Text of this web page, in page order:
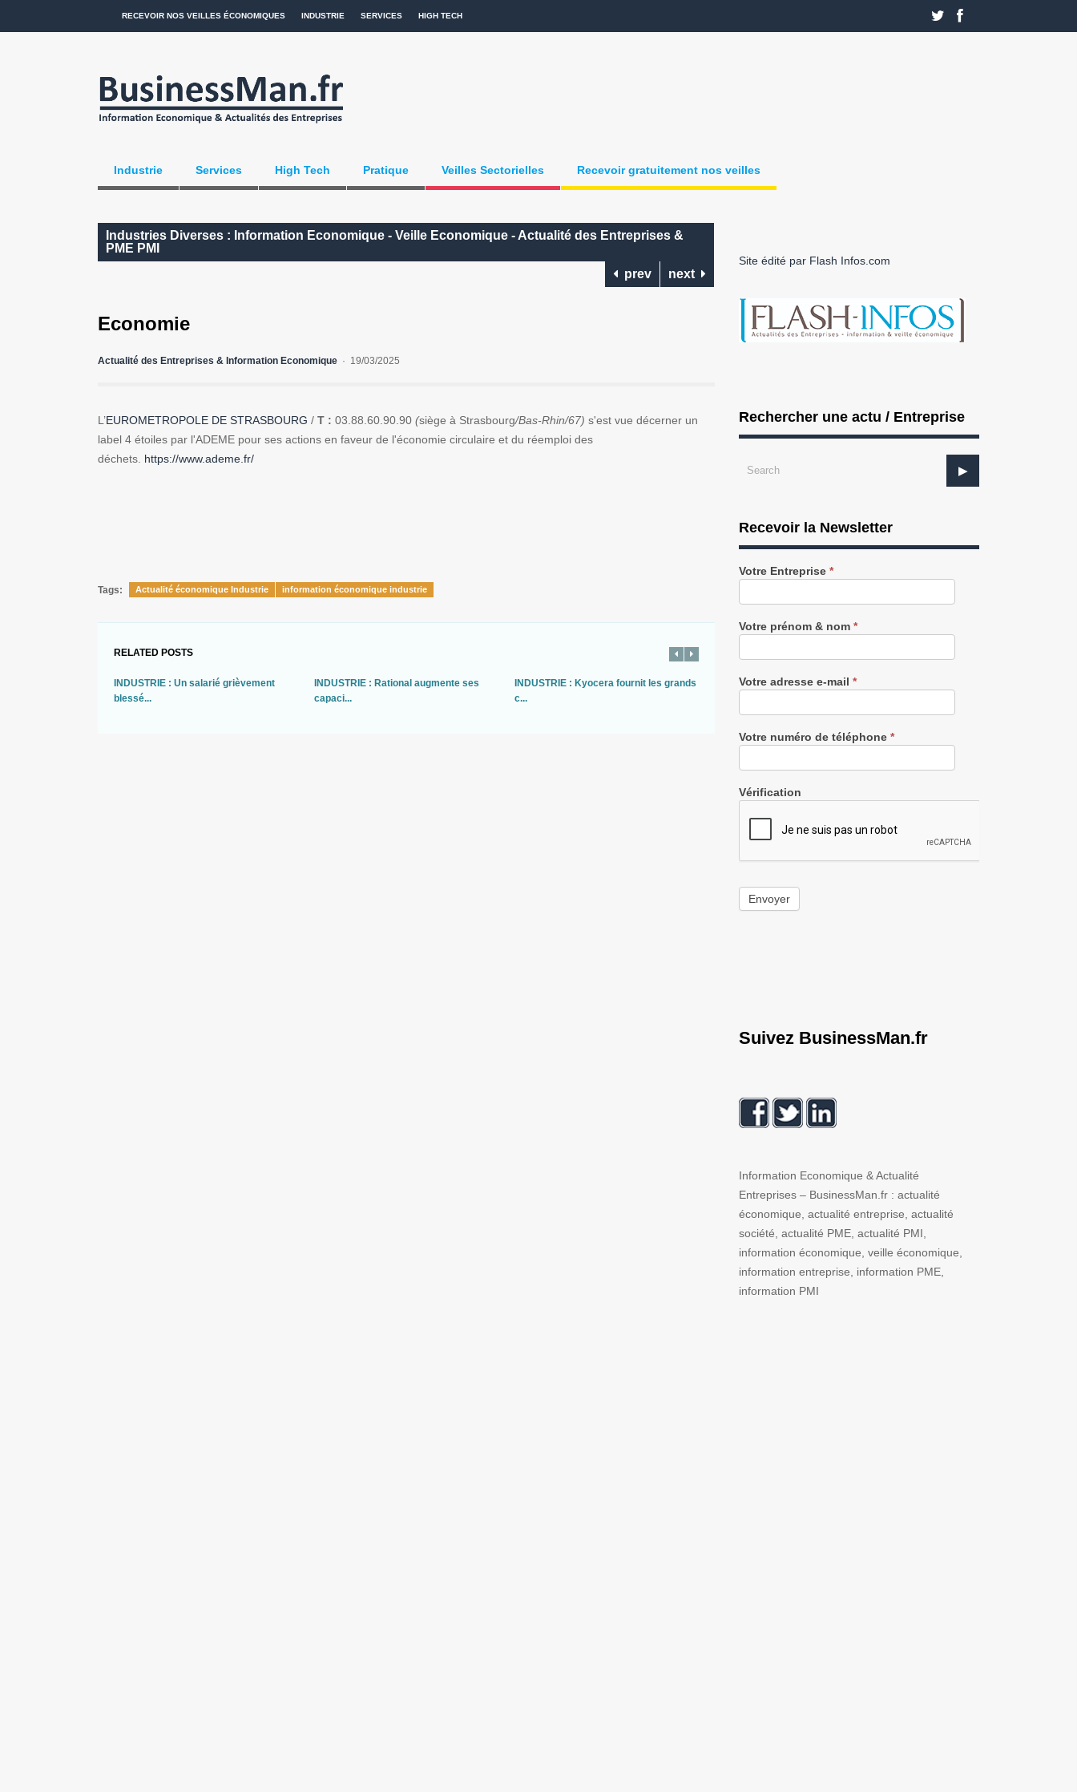
RECEVOIR NOS VEILLES ÉCONOMIQUES INDUSTRIE SERVICES HIGH TECH
Industrie Services High Tech Pratique Veilles Sectorielles Recevoir gratuitement nos veilles
Industries Diverses : Information Economique - Veille Economique - Actualité des Entreprises &
PME PMI
prev
next
Economie
Actualité des Entreprises & Information Economique 19/03/2025
L’EUROMETROPOLE DE STRASBOURG / T : 03.88.60.90.90 (siège à Strasbourg/Bas-Rhin/67) s'est vue décerner un
label 4 étoiles par l'ADEME pour ses actions en faveur de l'économie circulaire et du réemploi des
déchets. https://www.ademe.fr/
Tags: Actualité économique Industrie information économique industrie
RELATED POSTS
INDUSTRIE : Un salarié grièvement
blessé...
INDUSTRIE : Rational augmente ses
capaci...
INDUSTRIE : Kyocera fournit les grands
c...
INDUSTRIE : Fibre Excellence obtient un
Site édité par Flash Infos.com
Rechercher une actu / Entreprise
Recevoir la Newsletter
Recevez
notre
gratuitement
Votre Entreprise *
Votre prénom & nom *
Votre adresse e-mail *
Votre numéro de téléphone *
Vérification
Envoyer
Suivez BusinessMan.fr
Information Economique & Actualité
Entreprises – BusinessMan.fr : actualité
économique, actualité entreprise, actualité
société, actualité PME, actualité PMI,
information économique, veille économique,
information entreprise, information PME,
information PMI